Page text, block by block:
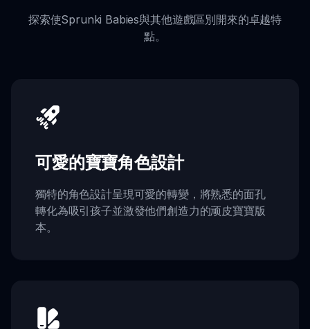
探索使Sprunki Babies與其他遊戲區別開來的卓越特
點。
可愛的寶寶角色設計
獨特的角色設計呈現可愛的轉變，將熟悉的面孔
轉化為吸引孩子並激發他們創造力的顽皮寶寶版
本。